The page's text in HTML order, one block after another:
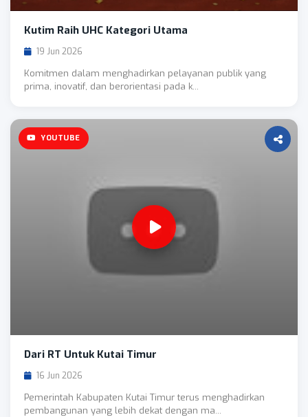
Kutim Raih UHC Kategori Utama
19 Jun 2026
Komitmen dalam menghadirkan pelayanan publik yang
prima, inovatif, dan berorientasi pada k...
YOUTUBE
Dari RT Untuk Kutai Timur
16 Jun 2026
Pemerintah Kabupaten Kutai Timur terus menghadirkan
pembangunan yang lebih dekat dengan ma...